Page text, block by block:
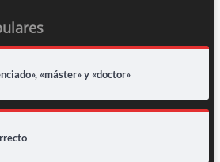
«máster» y «doctor»